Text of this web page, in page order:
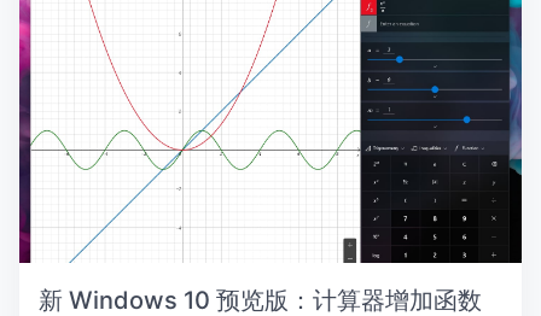
新 Windows 10 预览版：计算器增加函数